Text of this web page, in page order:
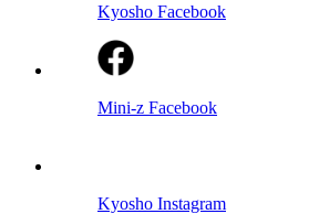
Kyosho Facebook
Mini-z Facebook
Kyosho Instagram